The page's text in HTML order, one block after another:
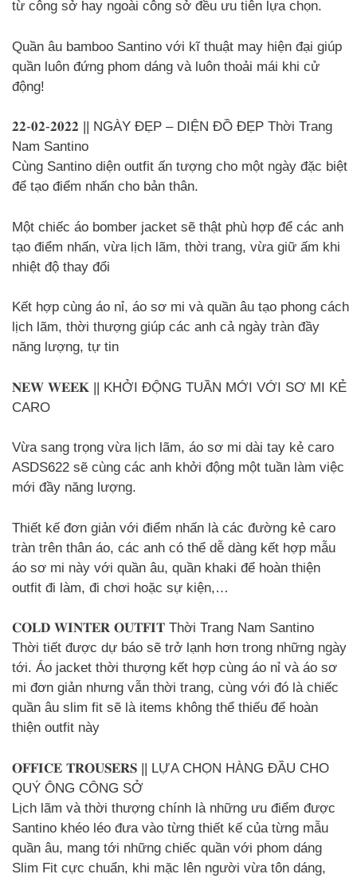
từ công sở hay ngoài công sở đều ưu tiên lựa chọn.
Quần âu bamboo Santino với kĩ thuật may hiện đại giúp
quần luôn đứng phom dáng và luôn thoải mái khi cử
động!
𝟐𝟐-𝟎𝟐-𝟐𝟎𝟐𝟐 || NGÀY ĐẸP – DIỆN ĐỒ ĐẸP Thời Trang
Nam Santino
Cùng Santino diện outfit ấn tượng cho một ngày đặc biệt
để tạo điểm nhấn cho bản thân.
Một chiếc áo bomber jacket sẽ thật phù hợp để các anh
tạo điểm nhấn, vừa lịch lãm, thời trang, vừa giữ ấm khi
nhiệt độ thay đổi
Kết hợp cùng áo nỉ, áo sơ mi và quần âu tạo phong cách
lịch lãm, thời thượng giúp các anh cả ngày tràn đầy
năng lượng, tự tin
𝐍𝐄𝐖 𝐖𝐄𝐄𝐊 || KHỞI ĐỘNG TUẦN MỚI VỚI SƠ MI KẺ
CARO
Vừa sang trọng vừa lịch lãm, áo sơ mi dài tay kẻ caro
ASDS622 sẽ cùng các anh khởi động một tuần làm việc
mới đầy năng lượng.
Thiết kế đơn giản với điểm nhấn là các đường kẻ caro
tràn trên thân áo, các anh có thể dễ dàng kết hợp mẫu
áo sơ mi này với quần âu, quần khaki để hoàn thiện
outfit đi làm, đi chơi hoặc sự kiện,…
𝐂𝐎𝐋𝐃 𝐖𝐈𝐍𝐓𝐄𝐑 𝐎𝐔𝐓𝐅𝐈𝐓 Thời Trang Nam Santino
Thời tiết được dự báo sẽ trở lạnh hơn trong những ngày
tới. Áo jacket thời thượng kết hợp cùng áo nỉ và áo sơ
mi đơn giản nhưng vẫn thời trang, cùng với đó là chiếc
quần âu slim fit sẽ là items không thể thiếu để hoàn
thiện outfit này
𝐎𝐅𝐅𝐈𝐂𝐄 𝐓𝐑𝐎𝐔𝐒𝐄𝐑𝐒 || LỰA CHỌN HÀNG ĐẦU CHO
QUÝ ÔNG CÔNG SỞ
Lịch lãm và thời thượng chính là những ưu điểm được
Santino khéo léo đưa vào từng thiết kế của từng mẫu
quần âu, mang tới những chiếc quần với phom dáng
Slim Fit cực chuẩn, khi mặc lên người vừa tôn dáng,